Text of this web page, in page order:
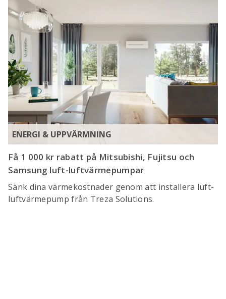
ENERGI & UPPVÄRMNING
Få 1 000 kr rabatt på Mitsubishi, Fujitsu och
Samsung luft-luftvärmepumpar
Sänk dina värmekostnader genom att installera luft-
luftvärmepump från Treza Solutions.